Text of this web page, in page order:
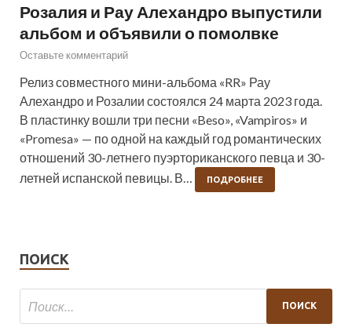
Розалия и Рау Алехандро выпустили
альбом и объявили о помолвке
Оставьте комментарий
Релиз совместного мини-альбома «RR» Рау
Алехандро и Розалии состоялся 24 марта 2023 года.
В пластинку вошли три песни «Beso», «Vampiros» и
«Promesa» — по одной на каждый год романтических
отношений 30-летнего пуэрториканского певца и 30-
летней испанской певицы. В…
ПОДРОБНЕЕ
ПОИСК